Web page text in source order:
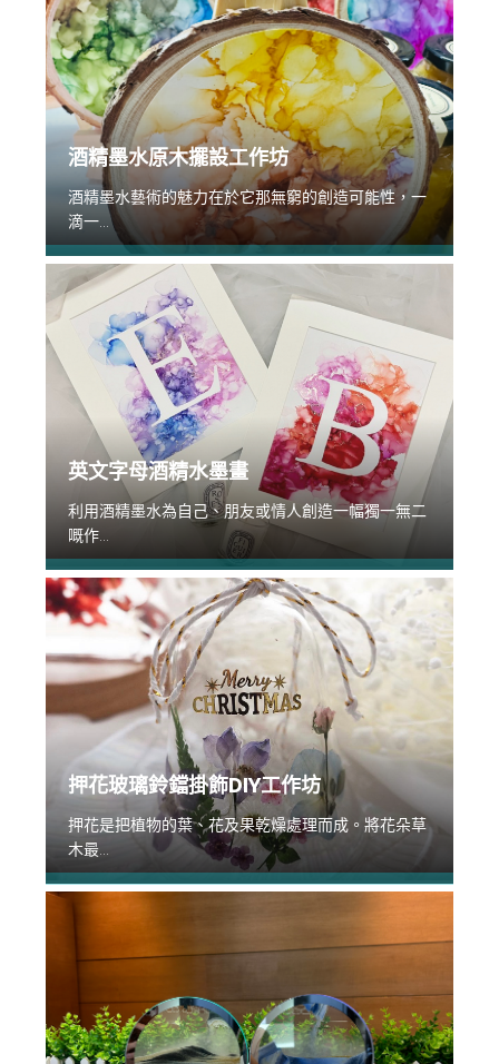
酒精墨水原木擺設工作坊
酒精墨水藝術的魅力在於它那無窮的創造可能性，一
滴一...
英文字母酒精水墨畫
利用酒精墨水為自己、朋友或情人創造一幅獨一無二
嘅作...
押花玻璃鈴鐺掛飾DIY工作坊
押花是把植物的葉、花及果乾燥處理而成。將花朵草
木最...